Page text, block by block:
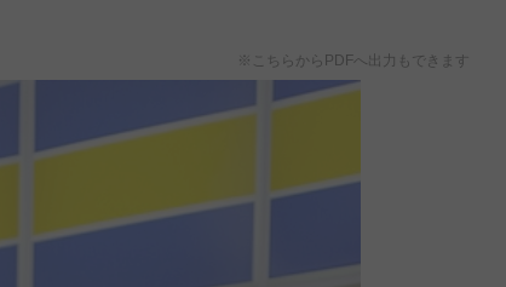
※こちらからPDFへ出力もできます